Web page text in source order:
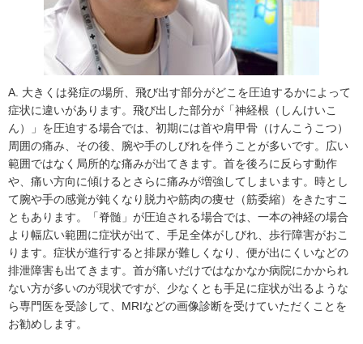
A. 大きくは発症の場所、飛び出す部分がどこを圧迫するかによって
症状に違いがあります。飛び出した部分が「神経根（しんけいこ
ん）」を圧迫する場合では、初期には首や肩甲骨（けんこうこつ）
周囲の痛み、その後、腕や手のしびれを伴うことが多いです。広い
範囲ではなく局所的な痛みが出てきます。首を後ろに反らす動作
や、痛い方向に傾けるとさらに痛みが増強してしまいます。時とし
て腕や手の感覚が鈍くなり脱力や筋肉の痩せ（筋委縮）をきたすこ
ともあります。「脊髄」が圧迫される場合では、一本の神経の場合
より幅広い範囲に症状が出て、手足全体がしびれ、歩行障害がおこ
ります。症状が進行すると排尿が難しくなり、便が出にくいなどの
排泄障害も出てきます。首が痛いだけではなかなか病院にかかられ
ない方が多いのが現状ですが、少なくとも手足に症状が出るような
ら専門医を受診して、MRIなどの画像診断を受けていただくことを
お勧めします。